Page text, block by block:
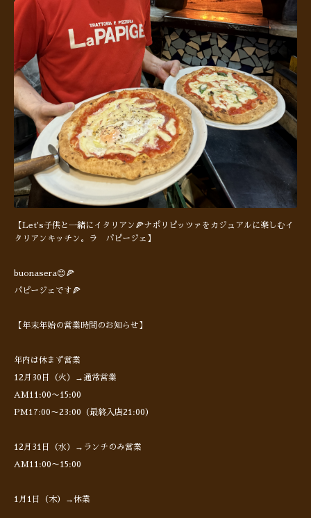
【Let's子供と一緒にイタリアン🍕ナポリピッツァをカジュアルに楽しむイ
タリアンキッチン。ラ パピージェ】
buonasera😊🍕
パピージェです🍕
【年末年始の営業時間のお知らせ】
年内は休まず営業
12月30日（火）→通常営業
AM11:00〜15:00
PM17:00〜23:00（最終入店21:00）
12月31日（水）→ランチのみ営業
AM11:00〜15:00
1月1日（木）→休業